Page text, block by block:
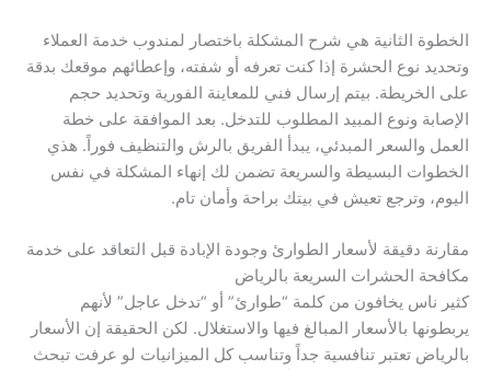
الخطوة الثانية هي شرح المشكلة باختصار لمندوب خدمة العملاء
وتحديد نوع الحشرة إذا كنت تعرفه أو شفته، وإعطائهم موقعك بدقة
على الخريطة. بيتم إرسال فني للمعاينة الفورية وتحديد حجم
الإصابة ونوع المبيد المطلوب للتدخل. بعد الموافقة على خطة
العمل والسعر المبدئي، يبدأ الفريق بالرش والتنظيف فوراً. هذي
الخطوات البسيطة والسريعة تضمن لك إنهاء المشكلة في نفس
اليوم، وترجع تعيش في بيتك براحة وأمان تام.
مقارنة دقيقة لأسعار الطوارئ وجودة الإبادة قبل التعاقد على خدمة
مكافحة الحشرات السريعة بالرياض
كثير ناس يخافون من كلمة “طوارئ” أو “تدخل عاجل” لأنهم
يربطونها بالأسعار المبالغ فيها والاستغلال. لكن الحقيقة إن الأسعار
بالرياض تعتبر تنافسية جداً وتناسب كل الميزانيات لو عرفت تبحث